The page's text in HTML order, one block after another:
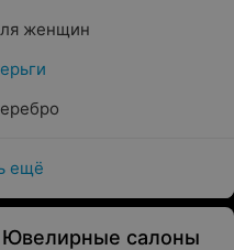
женщин
ещё
Ювелирные салоны